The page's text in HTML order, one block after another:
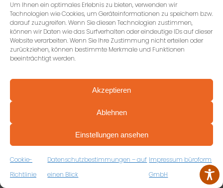
Um Ihnen ein optimales Erlebnis zu bieten, verwenden wir
Technologien wie Cookies, um Geräteinformationen zu speichern bzw.
darauf zuzugreifen. Wenn Sie diesen Technologien zustimmen,
können wir Daten wie das Surfverhalten oder eindeutige IDs auf dieser
Website verarbeiten. Wenn Sie Ihre Zustimmung nicht erteilen oder
zurückziehen, können bestimmte Merkmale und Funktionen
beeinträchtigt werden.
Akzeptieren
Ablehnen
Einstellungen ansehen
Cookie-
Richtlinie
Datenschutzbestimmungen – auf
einen Blick
Impressum büroform
GmbH
Pascal Renz
VEREINBAREN SIE JETZT IHRE
KOSTENFREIE ERSTBERATUNG
ZUM RÜCKRUFFORMULAR